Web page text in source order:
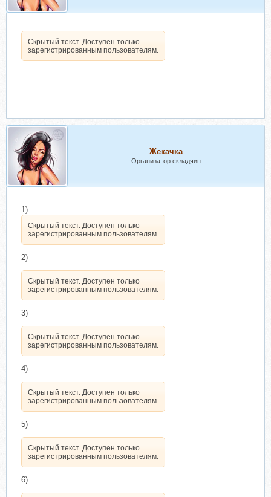
Скрытый текст. Доступен только
зарегистрированным пользователям.
Жекачка
Организатор складчин
1)
Скрытый текст. Доступен только
зарегистрированным пользователям.
2)
Скрытый текст. Доступен только
зарегистрированным пользователям.
3)
Скрытый текст. Доступен только
зарегистрированным пользователям.
4)
Скрытый текст. Доступен только
зарегистрированным пользователям.
5)
Скрытый текст. Доступен только
зарегистрированным пользователям.
6)